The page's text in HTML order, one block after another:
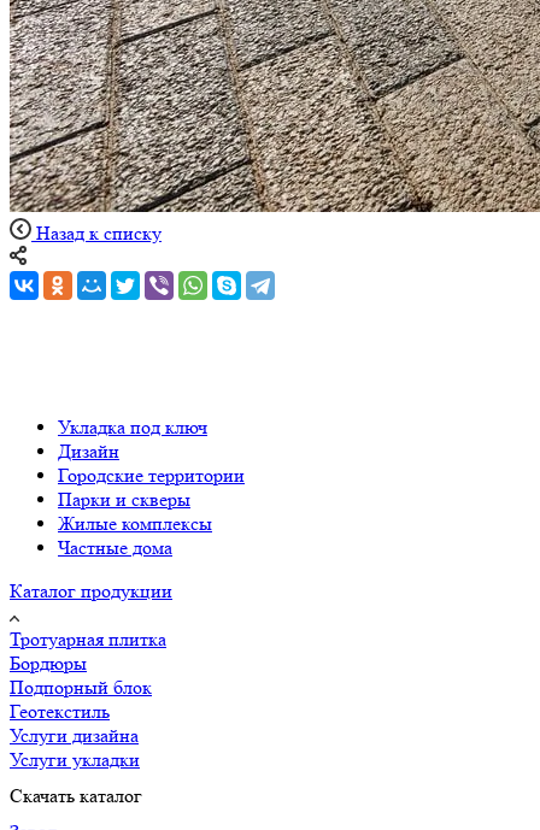
Назад к списку
Укладка под ключ
Дизайн
Городские территории
Парки и скверы
Жилые комплексы
Частные дома
Каталог продукции
Тротуарная плитка
Бордюры
Подпорный блок
Геотекстиль
Услуги дизайна
Услуги укладки
Скачать каталог